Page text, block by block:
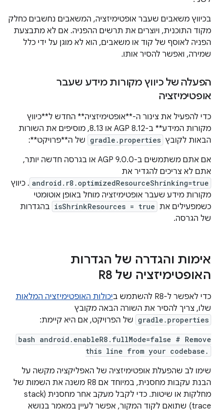
בכיווץ משאבים שעבר אופטימיזציה, המשאבים נחשבים כחלק
מקוד התוכנית, ויוצרים את תרשים ההפניה. אם לא מתבצעת
הפניה לאוסף של קוד או משאבים, הוא לא מוגן על ידי כלל
שמירה, ואפשר להסיר אותו.
הפעלה של כיווץ מקורות מידע שעבר
אופטימיזציה
כדי להפעיל את צינור ה-**אופטימיזציה** החדש ל**כיווץ
מקורות המידע** ב-AGP 8.12 או 8.13, מוסיפים את השורות
הבאות לקובץ gradle.properties של ה**פרויקט**:
אם אתם משתמשים ב-AGP 9.0.0 או בגרסה חדשה יותר,
אתם לא צריכים להגדיר את
android.r8.optimizedResourceShrinking=true . כיווץ
מקורות מידע שעבר אופטימיזציה מוחל באופן אוטומטי
כשמפעילים את isShrinkResources = true בהגדרות
של הגרסה.
אימות והגדרה של הגדרות
האופטימיזציה של R8
כדי לאפשר ל-R8 להשתמש ב
יכולות האופטימיזציה המלאות
שלו, צריך להסיר את השורה הבאה מקובץ
gradle.properties של הפרויקט, אם היא קיימת:
bash android.enableR8.fullMode=false # Remove
this line from your codebase.
שימו לב שהפעלת אופטימיזציה של האפליקציה מקשה על
הבנת עקבות מחסנית, במיוחד אם R8 משנה את השמות של
מחלקות או שיטות. כדי לקבל מעקב אחר מחסנית (stack
trace) שתואם לקוד המקור, אפשר לעיין במאמר בנושא